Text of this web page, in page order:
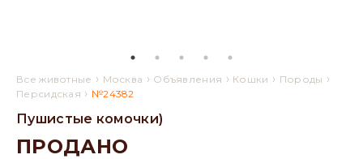
Все животные › Москва › Объявления › Кошки › Породы ›
Персидская › №24382
Пушистые комочки)
ПРОДАНО